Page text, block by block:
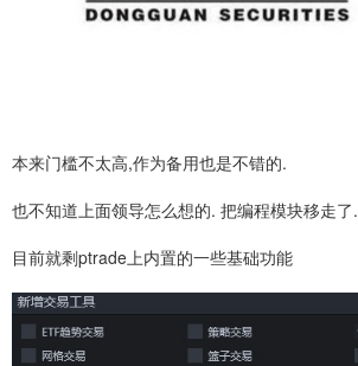
本来门槛不太高,作为备用也是不错的.
也不知道上面领导怎么想的. 把编程模块移走了.
目前就剩ptrade上内置的一些基础功能